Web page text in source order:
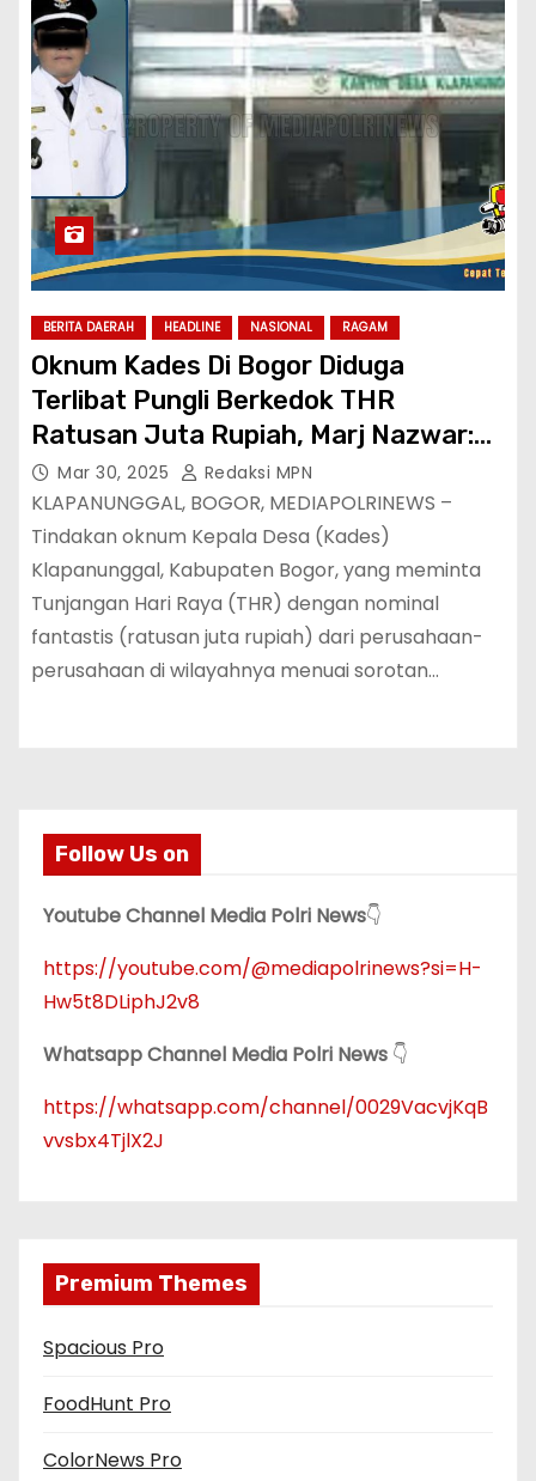
BERITA DAERAH HEADLINE NASIONAL RAGAM
Oknum Kades Di Bogor Diduga
Terlibat Pungli Berkedok THR
Ratusan Juta Rupiah, Marj Nazwar:
Pemda Kab. Bogor Perlu Mengaudit
Keuangan Desa dan Berikan Sanksi
Tegas !!
Mar 30, 2025 Redaksi MPN
KLAPANUNGGAL, BOGOR, MEDIAPOLRINEWS –
Tindakan oknum Kepala Desa (Kades)
Klapanunggal, Kabupaten Bogor, yang meminta
Tunjangan Hari Raya (THR) dengan nominal
fantastis (ratusan juta rupiah) dari perusahaan-
perusahaan di wilayahnya menuai sorotan…
Follow Us on
Youtube Channel Media Polri News👇
https://youtube.com/@mediapolrinews?si=H-
Hw5t8DLiphJ2v8
Whatsapp Channel Media Polri News 👇
https://whatsapp.com/channel/0029VacvjKqB
vvsbx4TjlX2J
Premium Themes
Spacious Pro
FoodHunt Pro
ColorNews Pro